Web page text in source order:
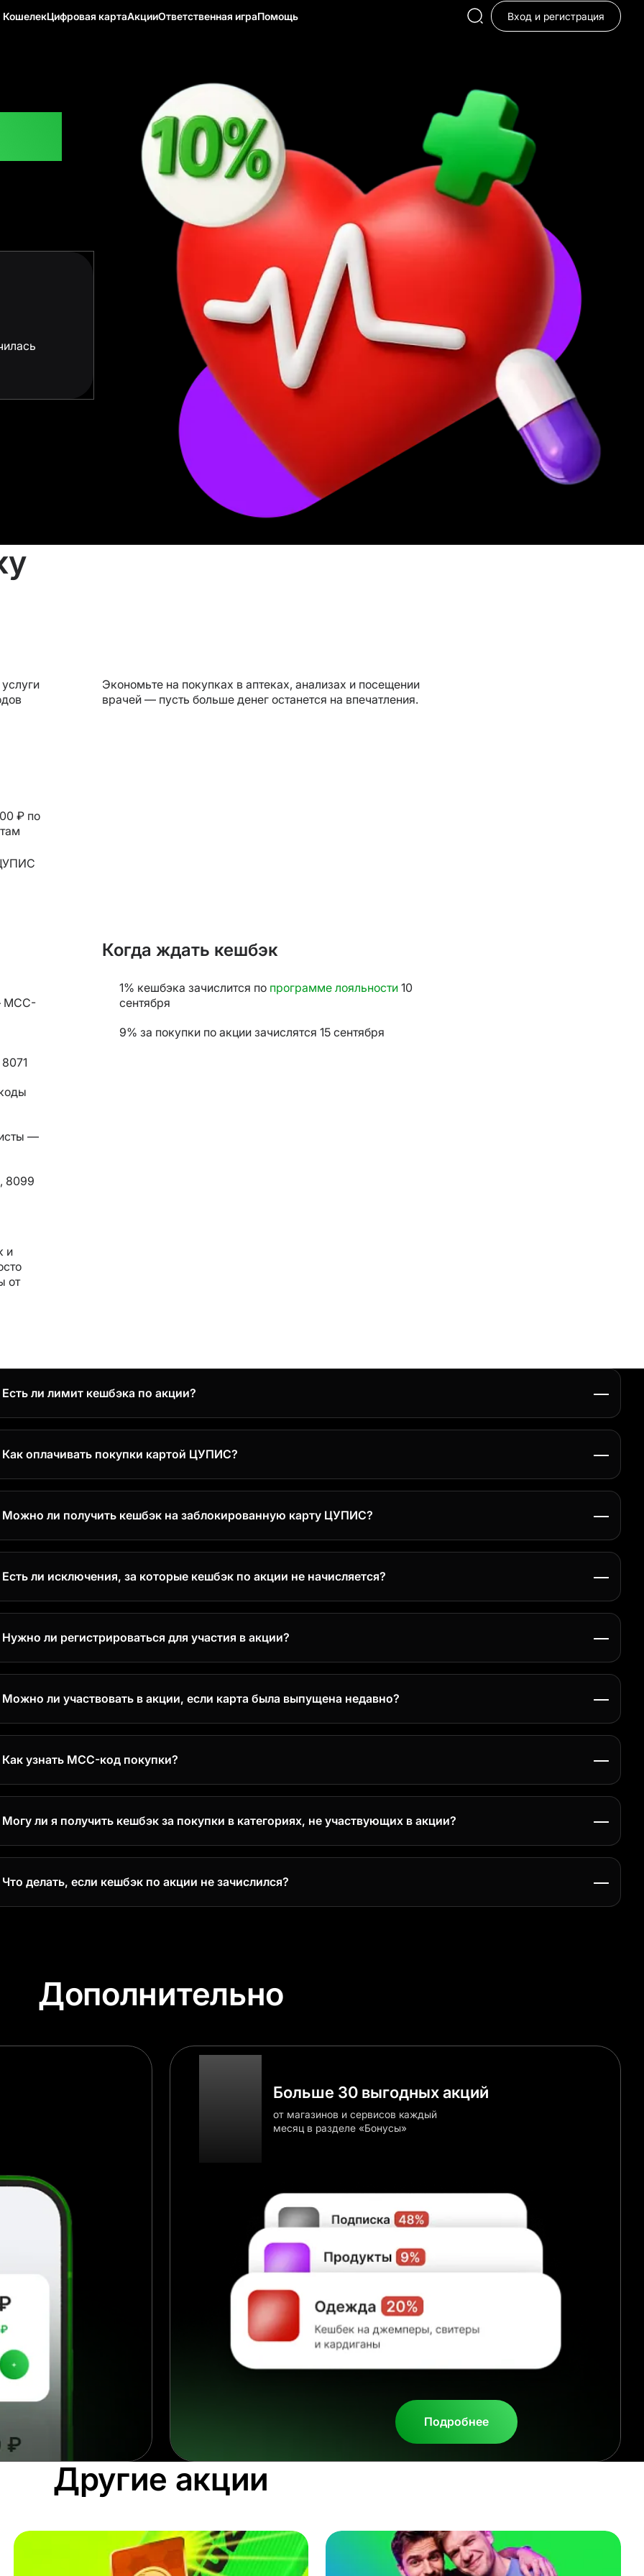
КошелекЦифровая картаАкцииОтветственная играПомощь Вход и регистрация
₽ по
Экономьте на покупках в аптеках, анализах и посещении
врачей — пусть больше денег останется на впечатления.
MCC-
—
8099
и
от
Когда ждать кешбэк
1% кешбэка зачислится по программе лояльности 10
сентября
9% за покупки по акции зачислятся 15 сентября
Есть ли лимит кешбэка по акции?
Максимальный кешбэк по акции 3 000 ₽.
Как оплачивать покупки картой ЦУПИС?
Через Mir Pay, добавив карту в приложение
Можно ли получить кешбэк на заблокированную карту ЦУПИС?
мы можем выплатить кешбэк только на незаблокированную карту и только если доступ в ваш Личный кабинет ЦУПИС не
Есть ли исключения, за которые кешбэк по акции не начисляется?
есть категории-исключения — подробнее
Нужно ли регистрироваться для участия в акции?
участие в акции автоматически доступно всем держателям карт ЦУПИС.
Можно ли участвовать в акции, если карта была выпущена недавно?
участвовать в акции можно независимо от даты выпуска карты.
Как узнать MCC-код покупки?
раздел «История» в Личном кабинете, выберите нужную операцию и посмотрите детали — там указан MCC-код.
Могу ли я получить кешбэк за покупки в категориях, не участвующих в акции?
вы можете получить кешбэк при оплате картой ЦУПИС по нашей программе лояльности:
5% кешбэк на спортивные товары, если сумма покупок в этой категории не превышает сумму покупок в остальных
1% кешбэка на все остальные покупки, независимо от категории.
кешбэк в месяц по программе лояльности — 5 000 ₽.
Что делать, если кешбэк по акции не зачислился?
кешбэк не зачислится 15 сентября, проверьте:
Соответствует ли покупка условиям акции
Дополнительно
Больше 30 выгодных акций
от магазинов и сервисов каждый
месяц в разделе «Бонусы»
Подробнее
Другие акции